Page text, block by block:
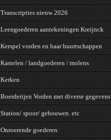
Transcripties nieuw 2026
Leengoederen aantekeningen Kreijnck
Kerspel vorden en haar buurtschappen
Kastelen / landgoederen / molens
Kerken
Boerderijen Vorden met diverse gegevens
Station/ spoor/ gebouwen. etc
Onroerende goederen